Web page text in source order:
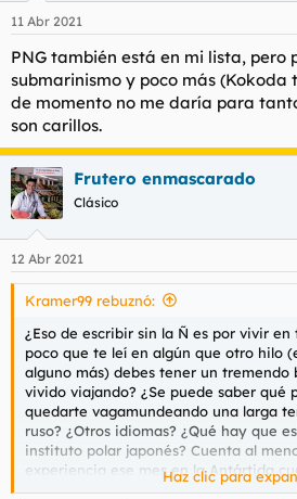
e
:
11 Abr 2021
PNG también está en mi lista, pero
submarinismo y poco más (Kokoda
de momento no me daría para
son carillos.
Frutero enmascarado
Clásico
12 Abr 2021
Kramer99 rebuznó:
¿Eso de escribir sin la Ñ es por vivir en
poco que te leí en algún que otro hilo
alguno más) debes tener un tremendo
vivido viajando? ¿Se puede saber qué
quedarte vagamundeando una larga
ruso? ¿Otros idiomas? ¿Qué hay que
instituto polar japonés? Cuenta al
experiencia ese mes en la Antártida
de contarnos si algún día vas a
Haz clic para